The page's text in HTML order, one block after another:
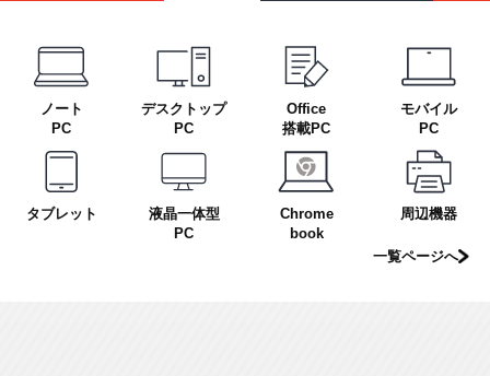
ノート
PC
デスクトップ
PC
Office
搭載PC
モバイル
PC
タブレット
液晶一体型
PC
Chrome
book
周辺機器
一覧ページへ